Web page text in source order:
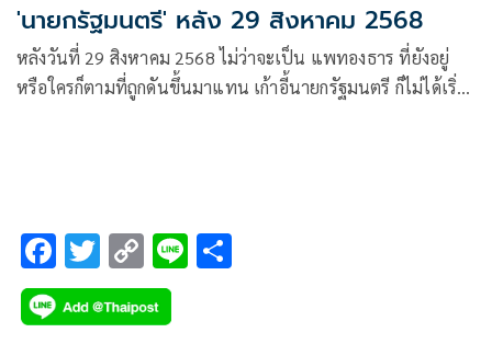
'นายกรัฐมนตรี' หลัง 29 สิงหาคม 2568
หลังวันที่ 29 สิงหาคม 2568 ไม่ว่าจะเป็น แพทองธาร ที่ยังอยู่
หรือใครก็ตามที่ถูกดันขึ้นมาแทน เก้าอี้นายกรัฐมนตรี ก็ไม่ได้เริ่ม
F
ac
e
T
wi
tt
C
o
p
Li